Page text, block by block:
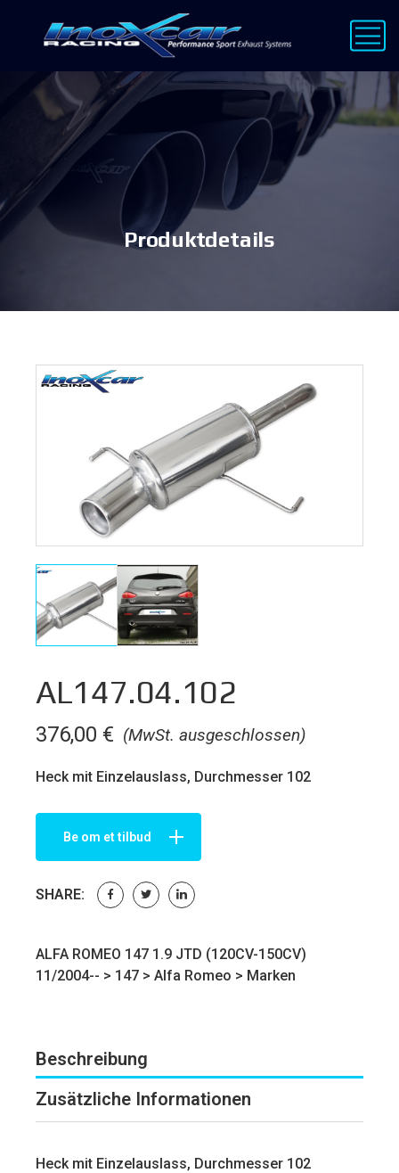
Produktdetails
AL147.04.102
(MwSt. ausgeschlossen)
376,00 €
Heck mit Einzelauslass, Durchmesser 102
Be om et tilbud
SHARE:
ALFA ROMEO 147 1.9 JTD (120CV-150CV)
11/2004-- > 147 > Alfa Romeo > Marken
Beschreibung
Zusätzliche Informationen
Heck mit Einzelauslass, Durchmesser 102